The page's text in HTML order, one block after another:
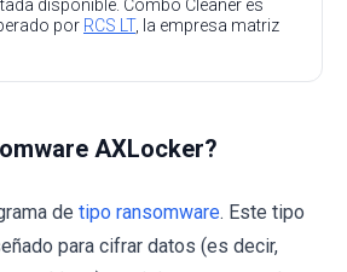
disponible. Combo Cleaner es
por RCS LT, la empresa matriz
AXLocker?
de tipo ransomware. Este tipo
para cifrar datos (es decir,